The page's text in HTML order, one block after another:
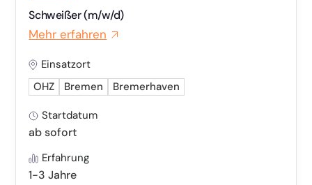
Schweißer (m/w/d)
Mehr erfahren
Einsatzort
OHZ
Bremen Bremerhaven
Startdatum
ab sofort
Erfahrung
1-3 Jahre